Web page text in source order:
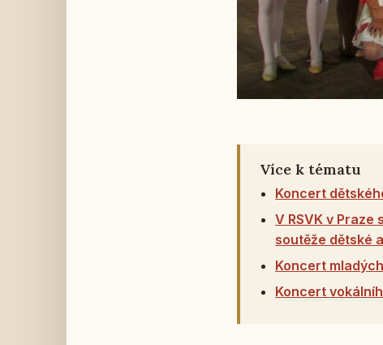
Více k tématu
Koncert
V RSVK v
soutěže dětské
Koncert
Koncert